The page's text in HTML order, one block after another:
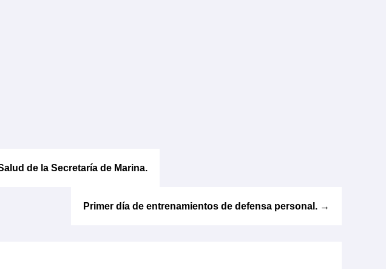
de la Secretaría de Marina.
Primer día de entrenamientos de defensa personal. →